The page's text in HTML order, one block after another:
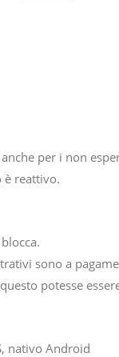
per i non
è reattivo.
sono a
potesse
nativo Android